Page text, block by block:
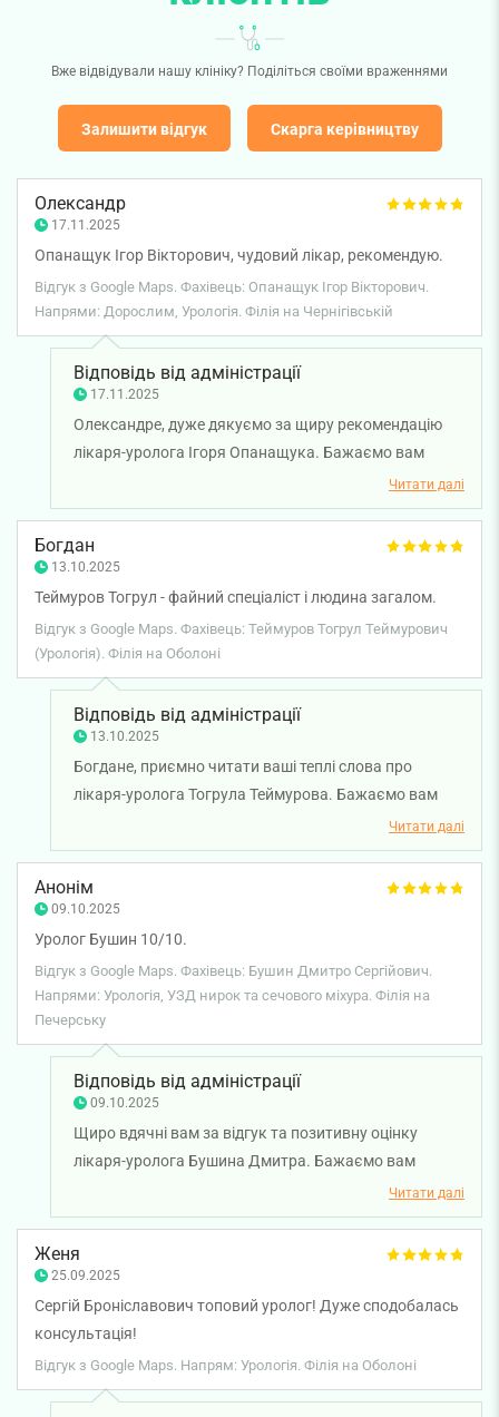
Вже відвідували нашу клініку? Поділіться своїми враженнями
Залишити відгук Скарга керівництву
Олександр
17.11.2025
Опанащук Ігор Вікторович, чудовий лікар, рекомендую.
Відгук з Google Maps. Фахівець: Опанащук Ігор Вікторович.
Напрями: Дорослим, Урологія. Філія на Чернігівській
Відповідь від адміністрації
17.11.2025
Олександре, дуже дякуємо за щиру рекомендацію
лікаря-уролога Ігоря Опанащука. Бажаємо вам
Читати далі
Богдан
13.10.2025
Теймуров Тогрул - файний спеціаліст і людина загалом.
Відгук з Google Maps. Фахівець: Теймуров Тогрул Теймурович
(Урологія). Філія на Оболоні
Відповідь від адміністрації
13.10.2025
Богдане, приємно читати ваші теплі слова про
лікаря-уролога Тогрула Теймурова. Бажаємо вам
Читати далі
Анонім
09.10.2025
Уролог Бушин 10/10.
Відгук з Google Maps. Фахівець: Бушин Дмитро Сергійович.
Напрями: Урологія, УЗД нирок та сечового міхура. Філія на
Печерську
Відповідь від адміністрації
09.10.2025
Щиро вдячні вам за відгук та позитивну оцінку
лікаря-уролога Бушина Дмитра. Бажаємо вам
Читати далі
Женя
25.09.2025
Сергій Броніславович топовий уролог! Дуже сподобалась
консультація!
Відгук з Google Maps. Напрям: Урологія. Філія на Оболоні